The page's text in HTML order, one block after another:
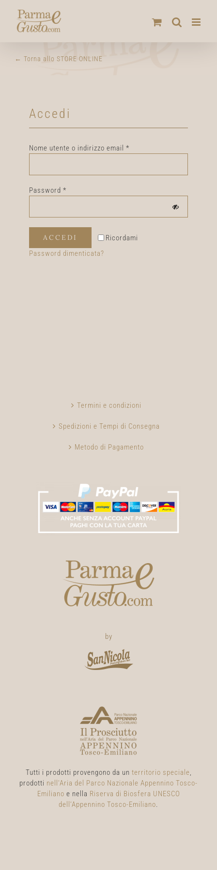
contenuto
← Torna allo STORE ONLINE
Accedi
Nome utente o indirizzo email *
Password *
Ricordami
ACCEDI
Password dimenticata?
Termini e condizioni
Spedizioni e Tempi di Consegna
Metodo di Pagamento
by
Tutti i prodotti provengono da un territorio speciale,
prodotti nell'Aria del Parco Nazionale Appennino Tosco-
Emiliano e nella Riserva di Biosfera UNESCO
dell’Appennino Tosco-Emiliano.